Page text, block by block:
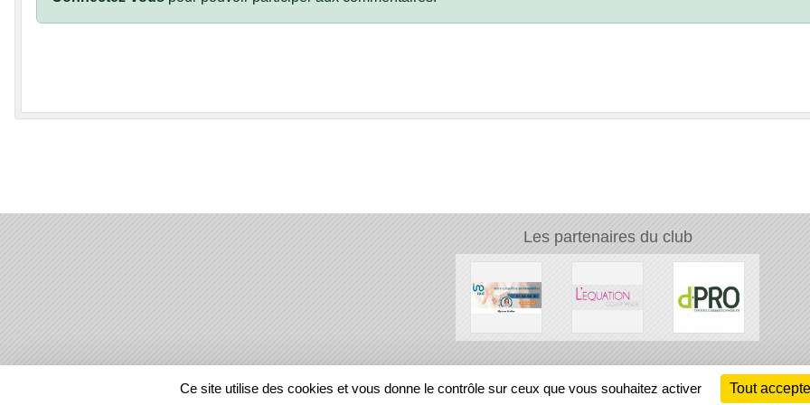
Les partenaires du club
REGIONS
Ce site utilise des cookies et vous donne le contrôle sur ceux que vous souhaitez activer Tout